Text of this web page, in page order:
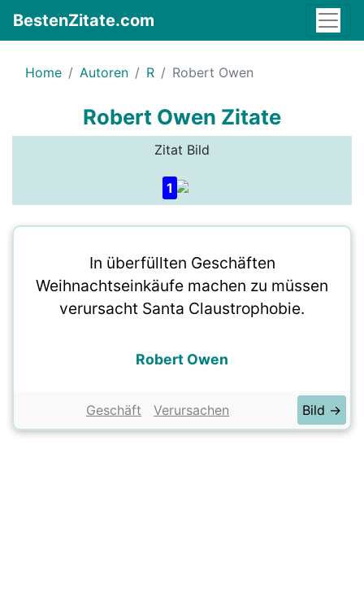
BestenZitate.com
Home Autoren R Robert Owen
Robert Owen Zitate
Zitat Bild
1
In überfüllten Geschäften
Weihnachtseinkäufe machen zu müssen
verursacht Santa Claustrophobie.
Robert Owen
Geschäft Verursachen Bild →